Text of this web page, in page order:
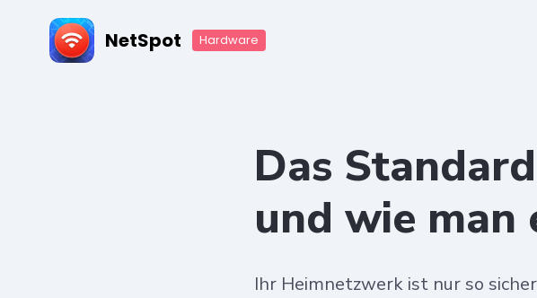
NetSpot Hardware
Das
und wie man
Ihr Heimnetzwerk ist nur so